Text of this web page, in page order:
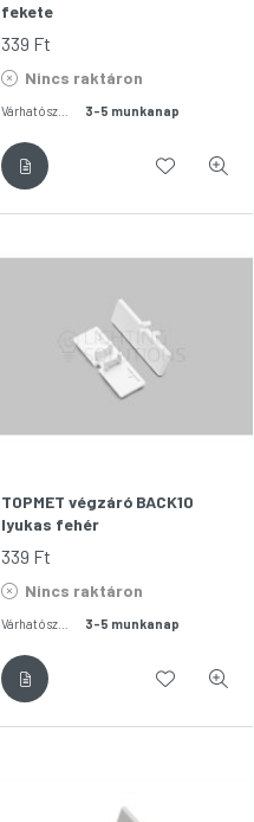
fekete
339 Ft
Nincs raktáron
3-5 munkanap
TOPMET végzáró BACK10
lyukas fehér
339 Ft
Nincs raktáron
3-5 munkanap